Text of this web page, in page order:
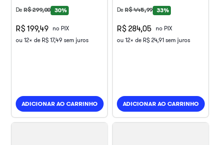
DeR$299,00 30%
R$ 199,49
no PIX
ou 12x de R$ 17,49sem juros
ADICIONAR AO CARRINHO
900W Inox Preto
DeR$445,99 33%
R$ 284,05
no PIX
ou 12x de R$ 24,91sem juros
ADICIONAR AO CARRINHO